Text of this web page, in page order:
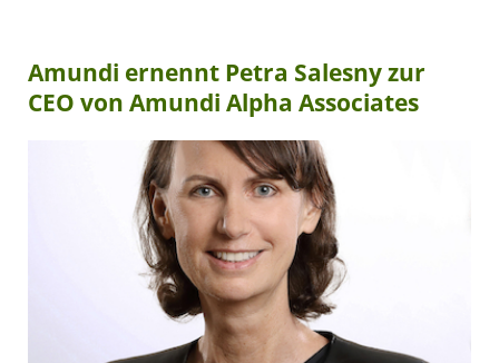
Amundi ernennt Petra Salesny zur
CEO von Amundi Alpha Associates